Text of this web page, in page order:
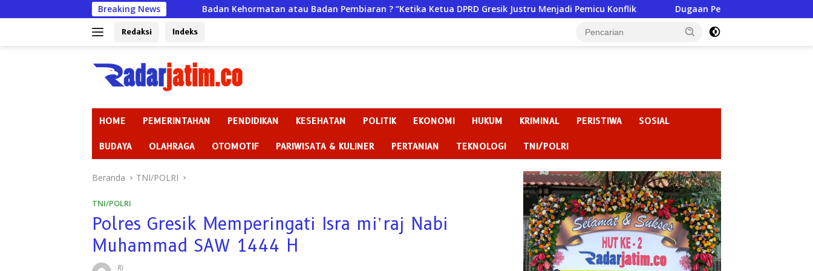
ke
Breaking News
Badan Kehormatan atau Badan Pembiaran ? “Ketika Ketua DPRD Gresik Justru Menjadi Pemicu Konflik Dugaan Perundungan di SMPN 3 Gondang Jadi
Redaksi Indeks
HOME PEMERINTAHAN PENDIDIKAN KESEHATAN POLITIK EKONOMI HUKUM KRIMINAL PERISTIWA SOSIAL
BUDAYA OLAHRAGA OTOMOTIF PARIWISATA & KULINER PERTANIAN TEKNOLOGI TNI/POLRI
Beranda TNI/POLRI
TNI/POLRI
Polres Gresik Memperingati Isra mi’raj Nabi
Muhammad SAW 1444 H
Rj